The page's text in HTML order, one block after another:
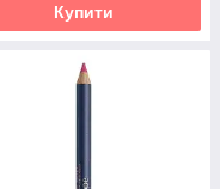
Купити